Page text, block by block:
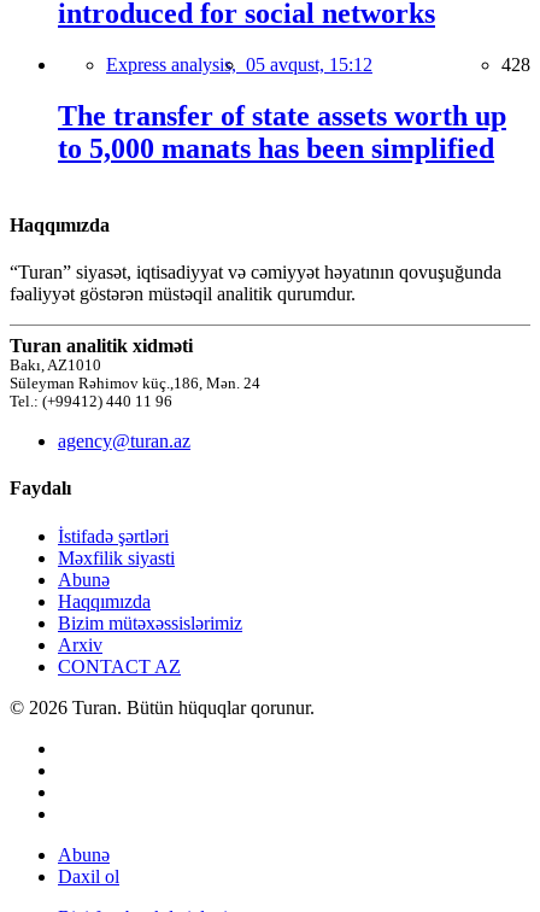
introduced for social networks
Express analysis, 05 avqust, 15:12 428
The transfer of state assets worth up
to 5,000 manats has been simplified
Haqqımızda
“Turan” siyasət, iqtisadiyyat və cəmiyyət həyatının qovuşuğunda
fəaliyyət göstərən müstəqil analitik qurumdur.
Turan analitik xidməti
Bakı, AZ1010
Süleyman Rəhimov küç.,186, Mən. 24
Tel.: (+99412) 440 11 96
agency@turan.az
Faydalı
İstifadə şərtləri
Məxfilik siyasti
Abunə
Haqqımızda
Bizim mütəxəssislərimiz
Arxiv
CONTACT AZ
© 2026 Turan. Bütün hüquqlar qorunur.
Abunə
Daxil ol